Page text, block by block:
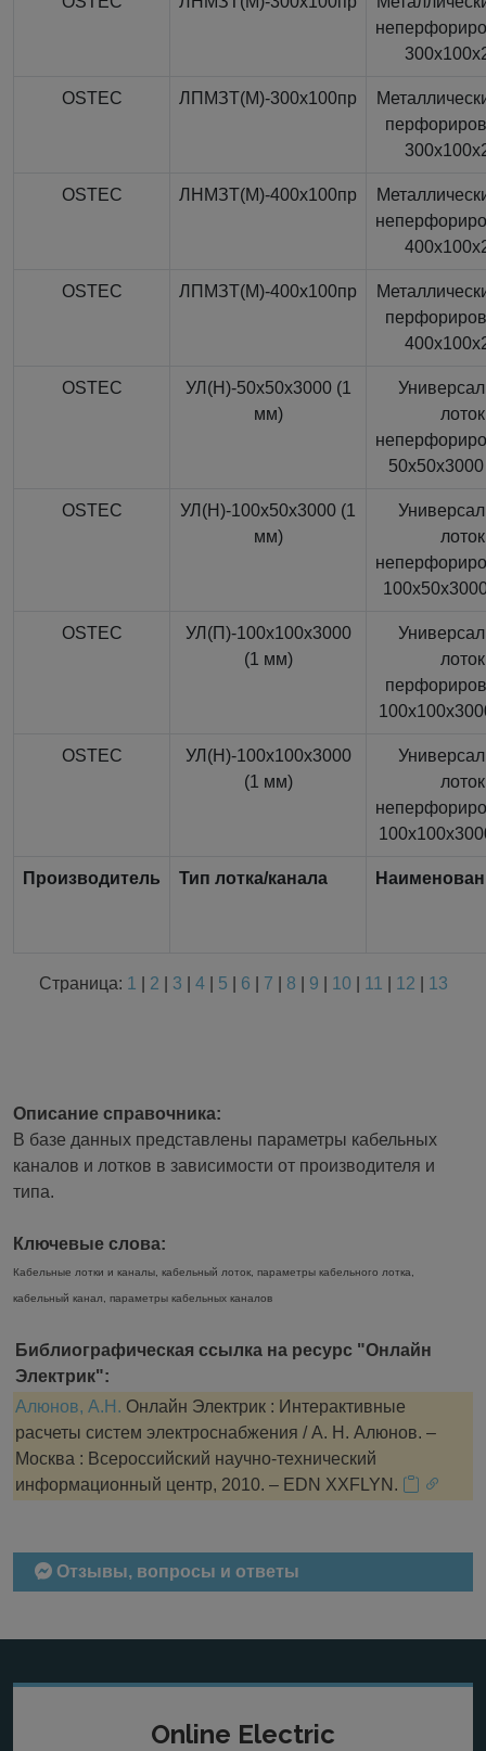
OSTEC ЛПМЗТ(М)-300x100пр
OSTEC ЛНМЗТ(М)-400x100пр
OSTEC ЛПМЗТ(М)-400x100пр
OSTEC
УЛ(Н)-50x50x3000 (1
мм)
лоток
OSTEC
УЛ(Н)-100x50x3000 (1
мм)
лоток
OSTEC
УЛ(П)-100x100x3000
(1 мм)
лоток
OSTEC
УЛ(Н)-100x100x3000
(1 мм)
лоток
Производитель Тип лотка/канала
Страница: 1 2 3 4| 5 6 7 8 9 10 11 12 13
Описание справочника:
В базе данных представлены параметры кабельных
каналов и лотков в зависимости от производителя и
типа.
Ключевые слова:
Кабельные лотки и каналы, кабельный лоток, параметры кабельного лотка,
кабельный канал, параметры кабельных каналов
Библиографическая ссылка на ресурс "Онлайн
Электрик":
Алюнов, А.Н. Онлайн Электрик : Интерактивные
расчеты систем электроснабжения / А. Н. Алюнов. –
Москва : Всероссийский научно-технический
информационный центр, 2010. – EDN XXFLYN.
Отзывы, вопросы и ответы
Online Electric